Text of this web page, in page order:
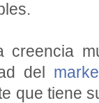
creencia
del
que tiene